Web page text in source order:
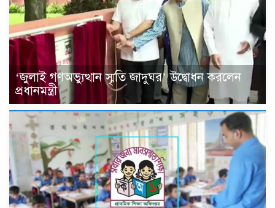
‘জুলাই গণঅভ্যুত্থান স্মৃতি জাদুঘর’ উদ্বোধন করলেন
প্রধানমন্ত্রী